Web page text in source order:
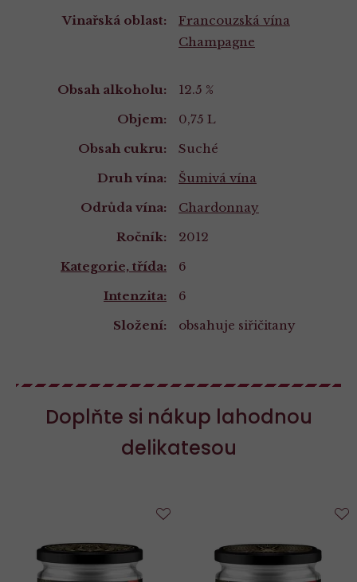
Vinařská oblast:
Francouzská vína
Champagne
Vlastnosti
Obsah alkoholu:
12.5 %
Objem:
0,75 L
Obsah cukru:
Suché
Druh vína:
Šumivá vína
Odrůda vína:
Chardonnay
Ročník:
2012
Kategorie, třída:
6
Intenzita:
6
Složení:
obsahuje siřičitany
Doplňte si nákup lahodnou
delikatesou
oblíbených